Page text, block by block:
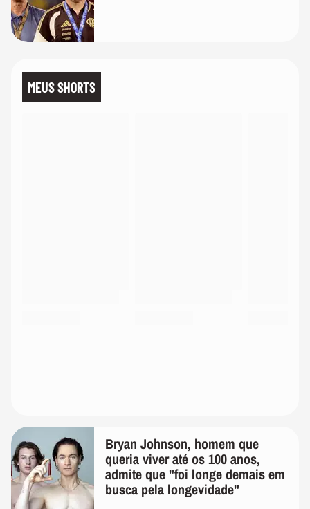
MEUS SHORTS
Bryan Johnson, homem que
queria viver até os 100 anos,
admite que "foi longe demais em
busca pela longevidade"